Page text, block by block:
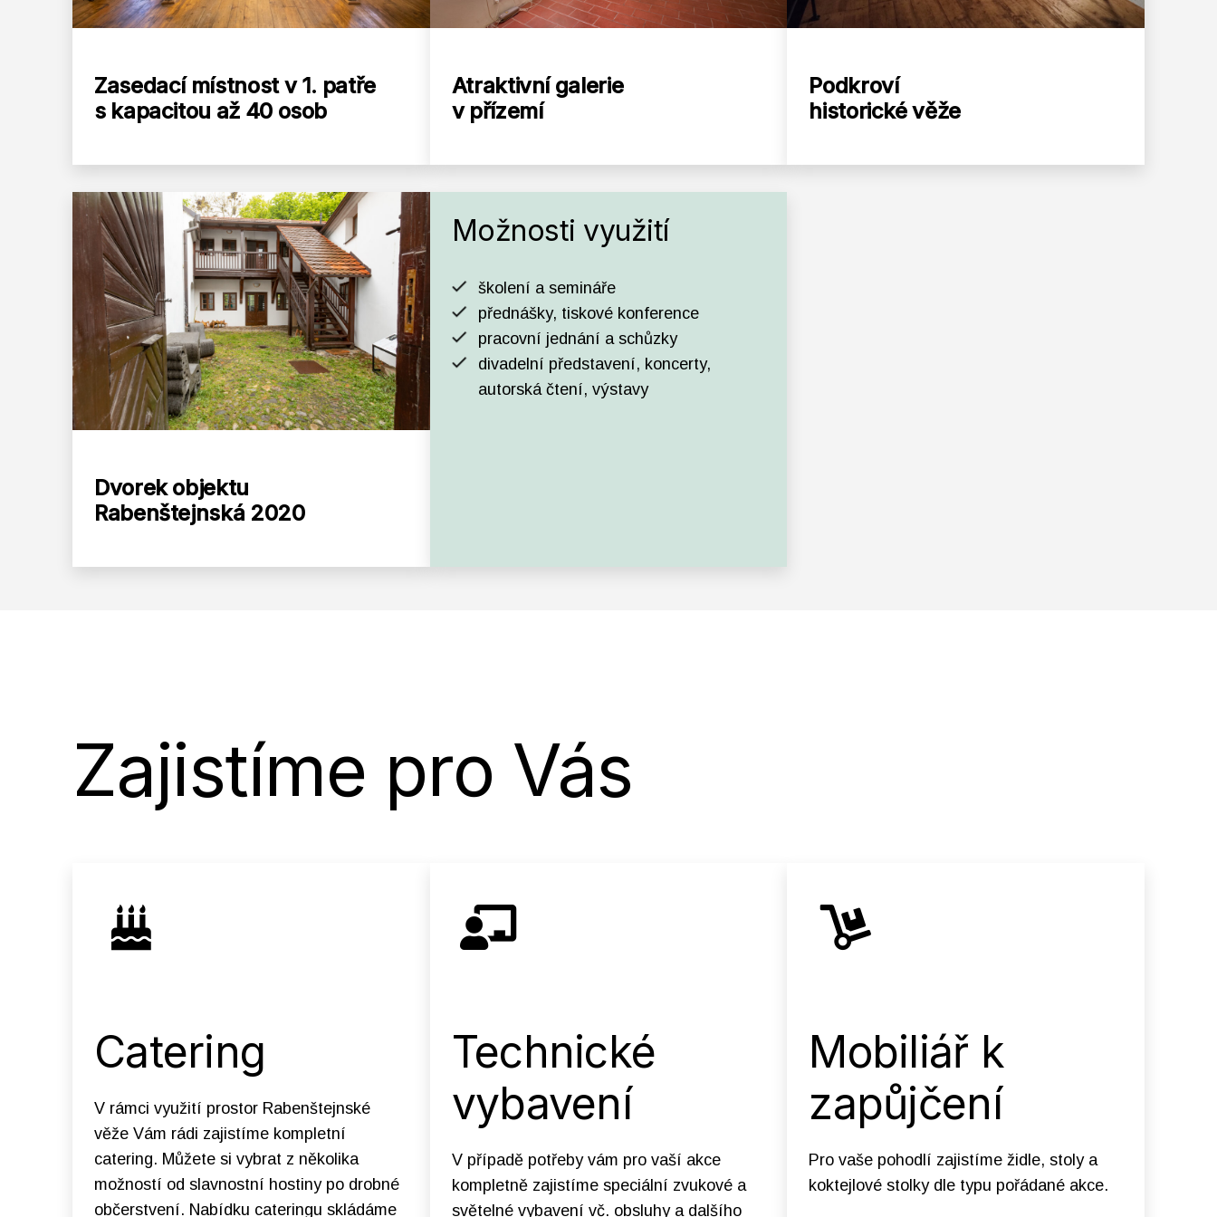
Zasedací místnost v 1. patře
s kapacitou až 40 osob
Atraktivní galerie
v přízemí
Podkroví
historické věže
Dvorek objektu
Rabenštejnská 2020
Možnosti využití
školení a semináře
přednášky, tiskové konference
pracovní jednání a schůzky
divadelní představení, koncerty,
autorská čtení, výstavy
Zajistíme pro Vás
Catering
V rámci využití prostor Rabenštejnské
věže Vám rádi zajistíme kompletní
catering. Můžete si vybrat z několika
možností od slavnostní hostiny po drobné
občerstvení. Nabídku cateringu skládáme
Technické
vybavení
V případě potřeby vám pro vaší akce
kompletně zajistíme speciální zvukové a
světelné vybavení vč. obsluhy a dalšího
Mobiliář k
zapůjčení
Pro vaše pohodlí zajistíme židle, stoly a
koktejlové stolky dle typu pořádané akce.